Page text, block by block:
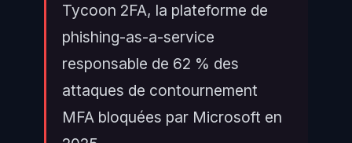
Tycoon 2FA, la plateforme de
phishing-as-a-service
responsable de 62 % des
attaques de contournement
MFA bloquées par Microsoft en